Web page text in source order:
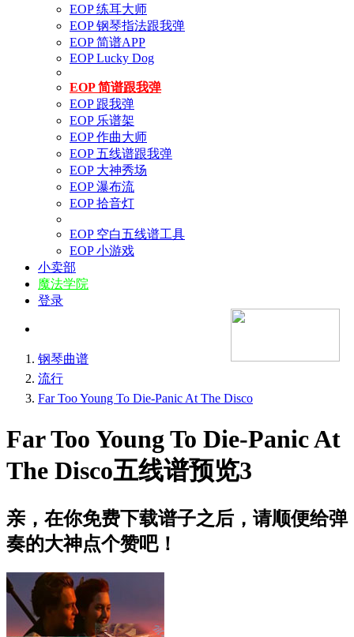
EOP 练耳大师
EOP 钢琴指法跟我弹
EOP 简谱APP
EOP Lucky Dog
EOP 简谱跟我弹
EOP 跟我弹
EOP 乐谱架
EOP 作曲大师
EOP 五线谱跟我弹
EOP 大神秀场
EOP 瀑布流
EOP 拾音灯
EOP 空白五线谱工具
EOP 小游戏
小卖部
魔法学院
登录
钢琴曲谱
流行
Far Too Young To Die-Panic At The Disco
Far Too Young To Die-Panic At
The Disco五线谱预览3
亲，在你免费下载谱子之后，请顺便给弹
奏的大神点个赞吧！